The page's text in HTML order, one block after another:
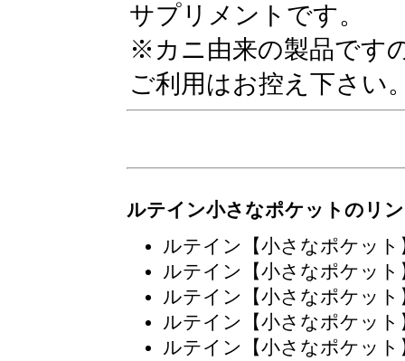
サプリメントです。
※カニ由来の製品です
ご利用はお控え下さい
ルテイン小さなポケットのリ
ルテイン【小さなポケッ
ルテイン【小さなポケッ
ルテイン【小さなポケット
ルテイン【小さなポケッ
ルテイン【小さなポケッ